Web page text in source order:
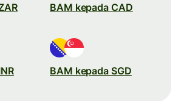
BAM kepada CAD
BAM kepada SGD